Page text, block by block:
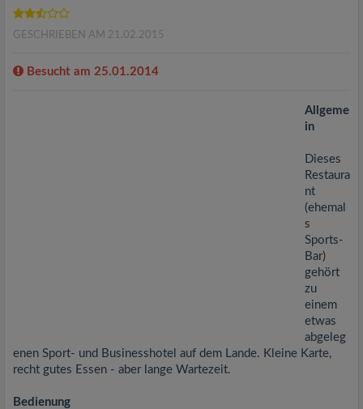
GESCHRIEBEN AM 21.02.2015
Besucht am 25.01.2014
Allgeme
in
Dieses
Restaura
nt
(ehemal
s
Sports-
Bar)
gehört
zu
einem
etwas
abgeleg
enen Sport- und Businesshotel auf dem Lande. Kleine Karte,
recht gutes Essen - aber lange Wartezeit.
Bedienung
a